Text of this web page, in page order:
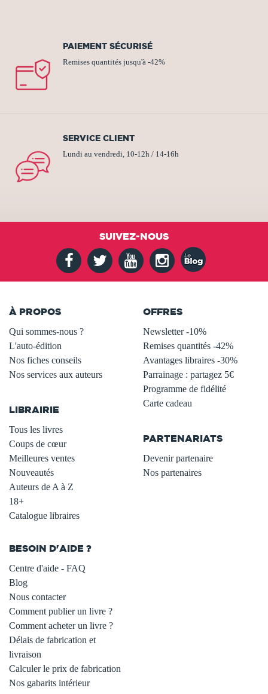
PAIEMENT SÉCURISÉ
Remises quantités jusqu'à -42%
SERVICE CLIENT
Lundi au vendredi, 10-12h / 14-16h
SUIVEZ-NOUS
À PROPOS
Qui sommes-nous ?
L'auto-édition
Nos fiches conseils
Nos services aux auteurs
LIBRAIRIE
Tous les livres
Coups de cœur
Meilleures ventes
Nouveautés
Auteurs de A à Z
18+
Catalogue libraires
OFFRES
Newsletter -10%
Remises quantités -42%
Avantages libraires -30%
Parrainage : partagez 5€
Programme de fidélité
Carte cadeau
PARTENARIATS
Devenir partenaire
Nos partenaires
BESOIN D'AIDE ?
Centre d'aide - FAQ
Blog
Nous contacter
Comment publier un livre ?
Comment acheter un livre ?
Délais de fabrication et
livraison
Calculer le prix de fabrication
Nos gabarits intérieur